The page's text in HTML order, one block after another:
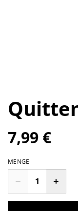
7,99 €
MENGE